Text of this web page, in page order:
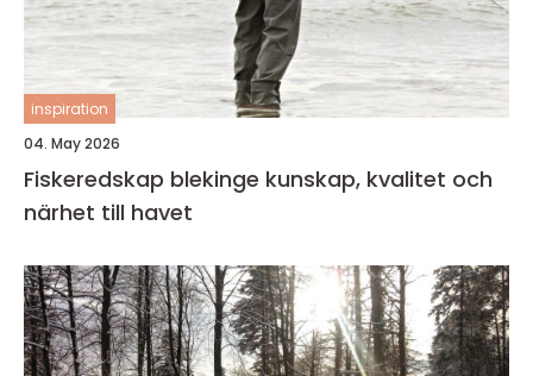
inspiration
04. May 2026
Fiskeredskap blekinge kunskap, kvalitet och
närhet till havet